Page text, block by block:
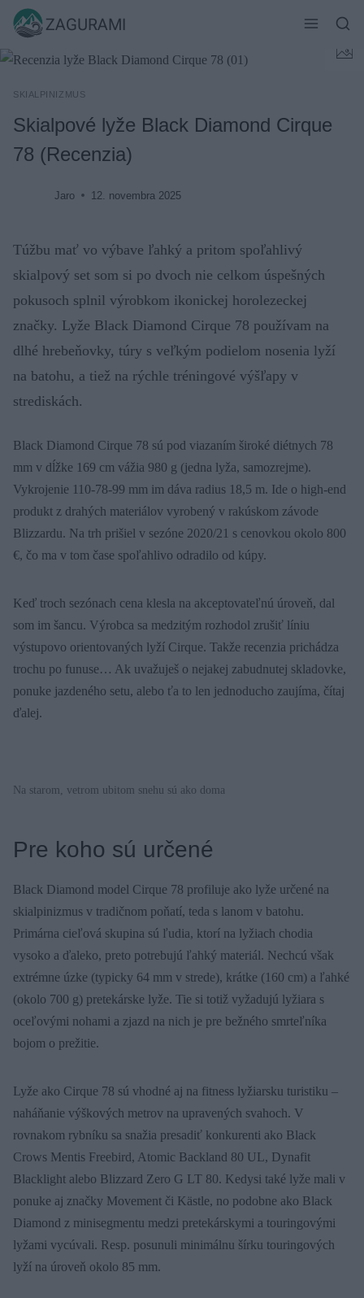
Skip
content
ZAGURAMI
SKIALPINIZMUS
Skialpové lyže Black Diamond Cirque
78 (Recenzia)
Jaro 12. novembra 2025
Túžbu mať vo výbave ľahký a pritom spoľahlivý
skialpový set som si po dvoch nie celkom úspešných
pokusoch splnil výrobkom ikonickej horolezeckej
značky. Lyže Black Diamond Cirque 78 používam na
dlhé hrebeňovky, túry s veľkým podielom nosenia lyží
na batohu, a tiež na rýchle tréningové výšľapy v
strediskách.
Black Diamond Cirque 78 sú pod viazaním široké diétnych 78
mm v dĺžke 169 cm vážia 980 g (jedna lyža, samozrejme).
Vykrojenie 110-78-99 mm im dáva radius 18,5 m. Ide o high-end
produkt z drahých materiálov vyrobený v rakúskom závode
Blizzardu. Na trh prišiel v sezóne 2020/21 s cenovkou okolo 800
€, čo ma v tom čase spoľahlivo odradilo od kúpy.
Keď troch sezónach cena klesla na akceptovateľnú úroveň, dal
som im šancu. Výrobca sa medzitým rozhodol zrušiť líniu
výstupovo orientovaných lyží Cirque. Takže recenzia prichádza
trochu po funuse… Ak uvažuješ o nejakej zabudnutej skladovke,
ponuke jazdeného setu, alebo ťa to len jednoducho zaujíma, čítaj
ďalej.
Na starom, vetrom ubitom snehu sú ako doma
Pre koho sú určené
Black Diamond model Cirque 78 profiluje ako lyže určené na
skialpinizmus v tradičnom poňatí, teda s lanom v batohu.
Primárna cieľová skupina sú ľudia, ktorí na lyžiach chodia
vysoko a ďaleko, preto potrebujú ľahký materiál. Nechcú však
extrémne úzke (typicky 64 mm v strede), krátke (160 cm) a ľahké
(okolo 700 g) pretekárske lyže. Tie si totiž vyžadujú lyžiara s
oceľovými nohami a zjazd na nich je pre bežného smrteľníka
bojom o prežitie.
Lyže ako Cirque 78 sú vhodné aj na fitness lyžiarsku turistiku –
naháňanie výškových metrov na upravených svahoch. V
rovnakom rybníku sa snažia presadiť konkurenti ako Black
Crows Mentis Freebird, Atomic Backland 80 UL, Dynafit
Blacklight alebo Blizzard Zero G LT 80. Kedysi také lyže mali v
ponuke aj značky Movement či Kästle, no podobne ako Black
Diamond z minisegmentu medzi pretekárskymi a touringovými
lyžami vycúvali. Resp. posunuli minimálnu šírku touringových
lyží na úroveň okolo 85 mm.